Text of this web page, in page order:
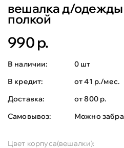
вешалка д/одежды
полкой
990 р.
В наличии:
0 шт
В кредит:
от 41 р./мес.
Доставка:
от 800 р.
Самовывоз:
Можно
Цвет корпуса(вешалки):